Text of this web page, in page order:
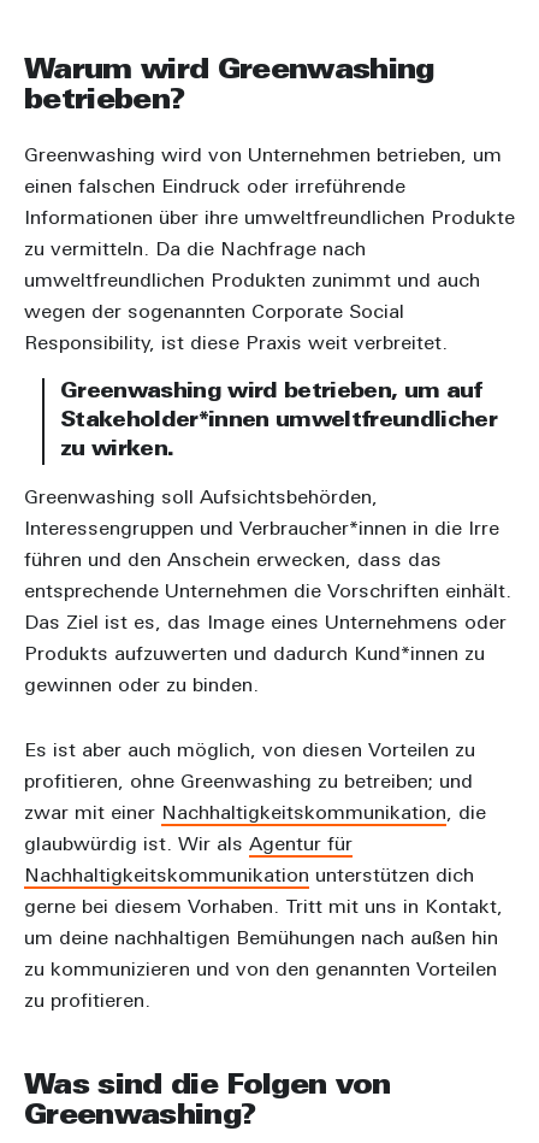
Warum wird Greenwashing
betrieben?
Greenwashing wird von Unternehmen betrieben, um
einen falschen Eindruck oder irreführende
Informationen über ihre umweltfreundlichen Produkte
zu vermitteln. Da die Nachfrage nach
umweltfreundlichen Produkten zunimmt und auch
wegen der sogenannten Corporate Social
Responsibility, ist diese Praxis weit verbreitet.
Greenwashing wird betrieben, um auf
Stakeholder*innen umweltfreundlicher
zu wirken.
Greenwashing soll Aufsichtsbehörden,
Interessengruppen und Verbraucher*innen in die Irre
führen und den Anschein erwecken, dass das
entsprechende Unternehmen die Vorschriften einhält.
Das Ziel ist es, das Image eines Unternehmens oder
Produkts aufzuwerten und dadurch Kund*innen zu
gewinnen oder zu binden.
Es ist aber auch möglich, von diesen Vorteilen zu
profitieren, ohne Greenwashing zu betreiben; und
zwar mit einer Nachhaltigkeitskommunikation, die
glaubwürdig ist. Wir als Agentur für
Nachhaltigkeitskommunikation unterstützen dich
gerne bei diesem Vorhaben. Tritt mit uns in Kontakt,
um deine nachhaltigen Bemühungen nach außen hin
zu kommunizieren und von den genannten Vorteilen
zu profitieren.
Was sind die Folgen von
Greenwashing?